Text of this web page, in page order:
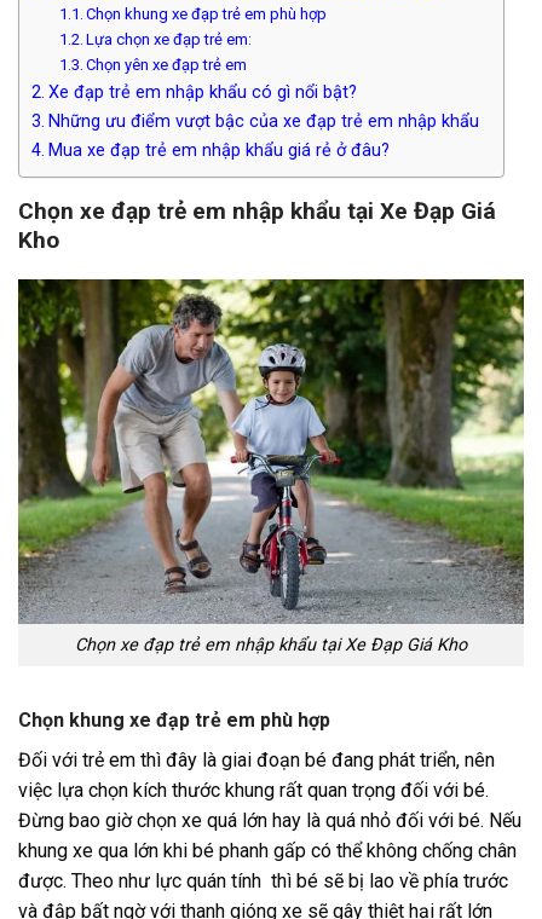
Chọn khung xe đạp trẻ em phù hợp
Lựa chọn xe đạp trẻ em:
Chọn yên xe đạp trẻ em
Xe đạp trẻ em nhập khẩu có gì nổi bật?
Những ưu điểm vượt bậc của xe đạp trẻ em nhập khẩu
Mua xe đạp trẻ em nhập khẩu giá rẻ ở đâu?
Chọn xe đạp trẻ em nhập khẩu tại Xe Đạp Giá
Kho
Chọn xe đạp trẻ em nhập khẩu tại Xe Đạp Giá Kho
Chọn khung xe đạp trẻ em phù hợp
Đối với trẻ em thì đây là giai đoạn bé đang phát triển, nên
việc lựa chọn kích thước khung rất quan trọng đối với bé.
Đừng bao giờ chọn xe quá lớn hay là quá nhỏ đối với bé. Nếu
khung xe qua lớn khi bé phanh gấp có thể không chống chân
được. Theo như lực quán tính thì bé sẽ bị lao về phía trước
và đập bất ngờ với thanh gióng xe sẽ gây thiệt hại rất lớn